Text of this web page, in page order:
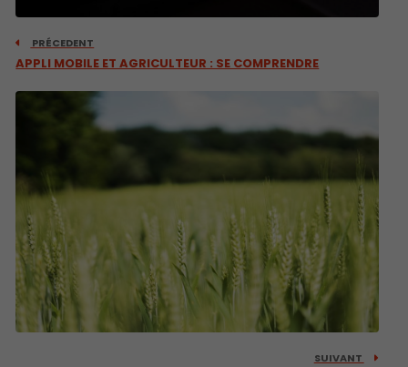
PRÉCEDENT
APPLI MOBILE ET AGRICULTEUR : SE COMPRENDRE
SUIVANT